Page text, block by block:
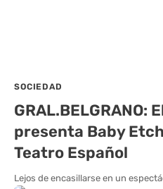
SOCIEDAD
GRAL.BELGRANO:
presenta Baby
Teatro Español
Lejos de encasillarse en un